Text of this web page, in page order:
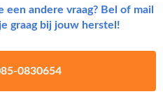
een andere vraag? Bel of mail
graag bij jouw herstel!
0830654